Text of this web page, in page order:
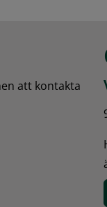
att kontakta